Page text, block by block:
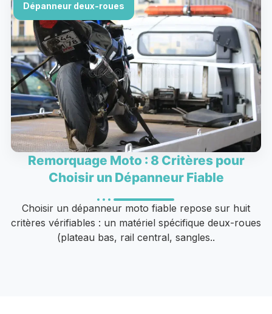
Dépanneur deux-roues
Remorquage Moto : 8 Critères pour
Choisir un Dépanneur Fiable
Choisir un dépanneur moto fiable repose sur huit
critères vérifiables : un matériel spécifique deux-roues
(plateau bas, rail central, sangles..